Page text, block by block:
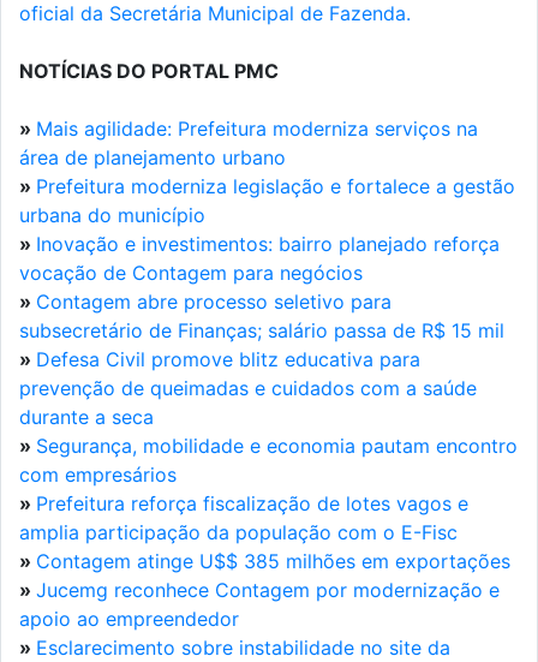
oficial da Secretária Municipal de Fazenda.
NOTÍCIAS DO PORTAL PMC
» Mais agilidade: Prefeitura moderniza serviços na
área de planejamento urbano
» Prefeitura moderniza legislação e fortalece a gestão
urbana do município
» Inovação e investimentos: bairro planejado reforça
vocação de Contagem para negócios
» Contagem abre processo seletivo para
subsecretário de Finanças; salário passa de R$ 15 mil
» Defesa Civil promove blitz educativa para
prevenção de queimadas e cuidados com a saúde
durante a seca
» Segurança, mobilidade e economia pautam encontro
com empresários
» Prefeitura reforça fiscalização de lotes vagos e
amplia participação da população com o E-Fisc
» Contagem atinge U$$ 385 milhões em exportações
» Jucemg reconhece Contagem por modernização e
apoio ao empreendedor
» Esclarecimento sobre instabilidade no site da